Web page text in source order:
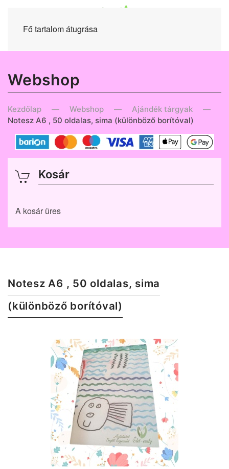
Fő tartalom átugrása
Webshop
Kezdőlap Webshop
Ajándék tárgyak
Notesz A6 , 50 oldalas, sima (különböző borítóval)
Kosár
A kosár üres
Notesz A6 , 50 oldalas, sima
(különböző borítóval)